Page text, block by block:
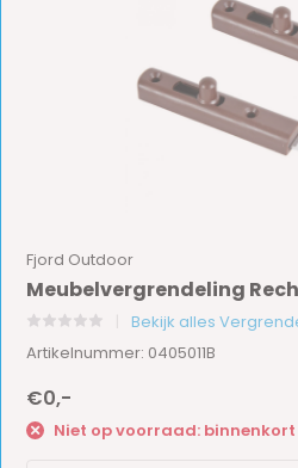
Fjord Outdoor
Meubelvergrendeling
Bekijk alles
Artikelnummer: 0405011B
€0,-
Niet op voorraad: